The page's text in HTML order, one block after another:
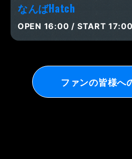
なんばHatch
OPEN 16:00 / START 17:00
ファンの皆様へ